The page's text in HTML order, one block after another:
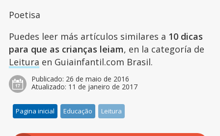
Poetisa
Puedes leer más artículos similares a 10 dicas
para que as crianças leiam, en la categoría de
Leitura en Guiainfantil.com Brasil.
Publicado: 26 de maio de 2016
Atualizado: 11 de janeiro de 2017
Pagina inicial Educação Leitura